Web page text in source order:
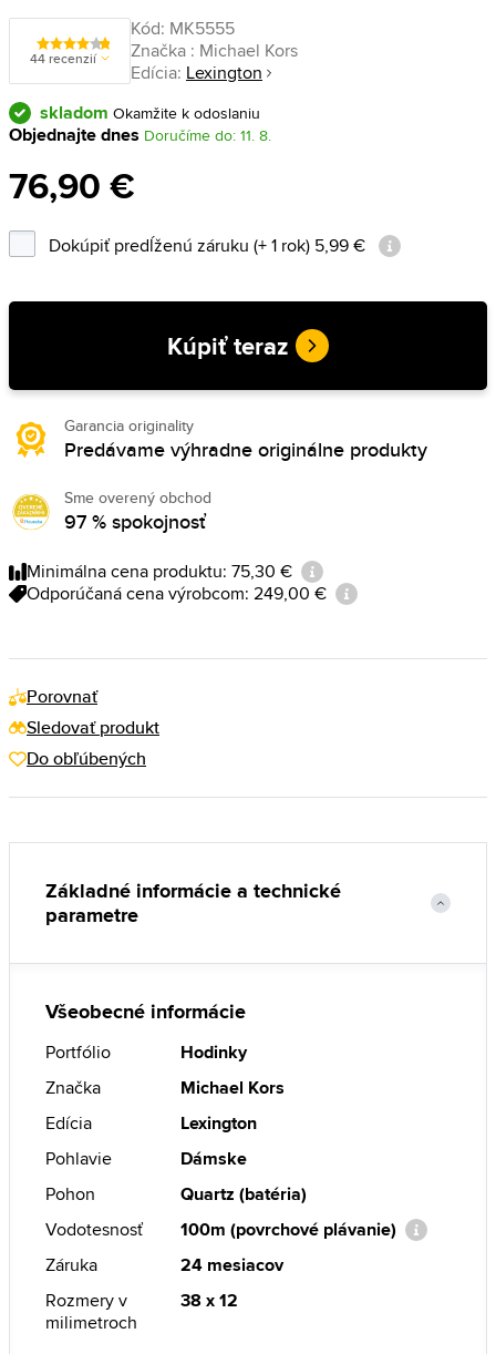
44 recenzií
Kód: MK5555
Značka : Michael Kors
Edícia: Lexington
skladom Okamžite k odoslaniu
Objednajte dnes Doručíme do: 11. 8.
76,90 €
Dokúpiť predĺženú záruku (+ 1 rok) 5,99 €
Kúpiť teraz
Garancia originality
Predávame výhradne originálne produkty
Sme overený obchod
97 % spokojnosť
Minimálna cena produktu: 75,30 €
Odporúčaná cena výrobcom: 249,00 €
Porovnať
Sledovať produkt
Do obľúbených
Základné informácie a technické
parametre
Všeobecné informácie
Portfólio
Hodinky
Značka
Michael Kors
Edícia
Lexington
Pohlavie
Dámske
Pohon
Quartz (batéria)
Vodotesnosť
100m (povrchové plávanie)
Záruka
24 mesiacov
Rozmery v
milimetroch
38 x 12